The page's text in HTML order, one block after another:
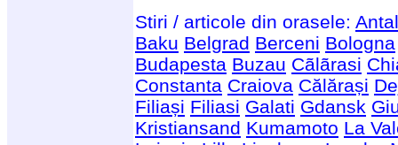
Stiri / articole din orasele:
Baku Belgrad Berceni Bologna
Budapesta Buzau Cãlãrasi
Constanta Craiova Călărași
Filiași Filiasi Galati Gdansk
Kristiansand Kumamoto La